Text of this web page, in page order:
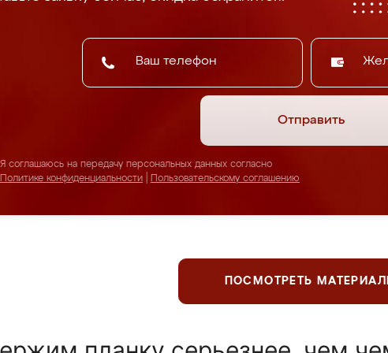
Отправить
Я соглашаюсь на передачу персональных данных согласно
Политике конфиденциальности
Пользовательскому соглашению
ПОСМОТРЕТЬ